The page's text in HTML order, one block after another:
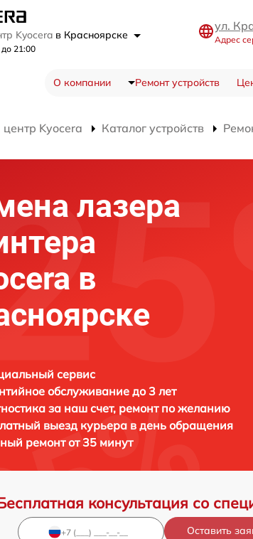
Kyocera в Красноярске
21:00
ул.
Адрес
О компании Ремонт устройств
Kyocera Каталог устройств
лазера
в
сервис
обслуживание до 3 лет
за наш счет, ремонт по желанию
выезд курьера в день обращения
ремонтот 35 минут
консультация со
Оставить